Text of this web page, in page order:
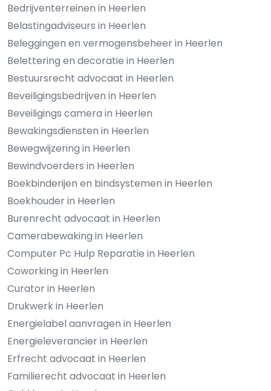
Bedrijventerreinen in Heerlen
Belastingadviseurs in Heerlen
Beleggingen en vermogensbeheer in Heerlen
Belettering en decoratie in Heerlen
Bestuursrecht advocaat in Heerlen
Beveiligingsbedrijven in Heerlen
Beveiligings camera in Heerlen
Bewakingsdiensten in Heerlen
Bewegwijzering in Heerlen
Bewindvoerders in Heerlen
Boekbinderijen en bindsystemen in Heerlen
Boekhouder in Heerlen
Burenrecht advocaat in Heerlen
Camerabewaking in Heerlen
Computer Pc Hulp Reparatie in Heerlen
Coworking in Heerlen
Curator in Heerlen
Drukwerk in Heerlen
Energielabel aanvragen in Heerlen
Energieleverancier in Heerlen
Erfrecht advocaat in Heerlen
Familierecht advocaat in Heerlen